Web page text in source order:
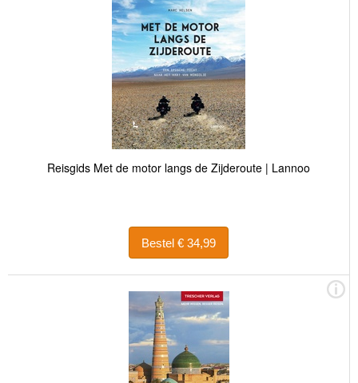
Reisgids Met de motor langs de Zijderoute | Lannoo
Bestel € 34,99